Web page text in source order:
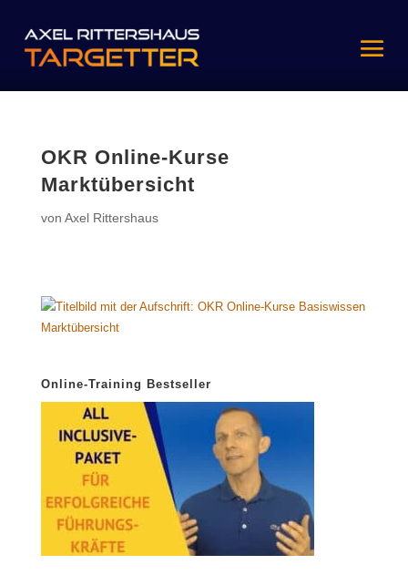
OKR Online-Kurse
Marktübersicht
von Axel Rittershaus
Online-Training Bestseller